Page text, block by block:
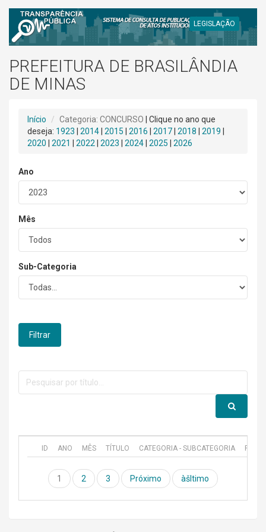
LEGISLAÇÃO
PREFEITURA DE BRASILÂNDIA
DE MINAS
Início Categoria: CONCURSO | Clique no ano que
deseja: 1923 2014 2015 2016 2017 2018 2019
2020
2021 2022 2023 2024 2025 2026
Ano
Mês
Sub-Categoria
Filtrar
ID ANO MÊS TÍTULO CATEGORIA - SUBCATEGORIA
1 2 3 Próximo àšltimo